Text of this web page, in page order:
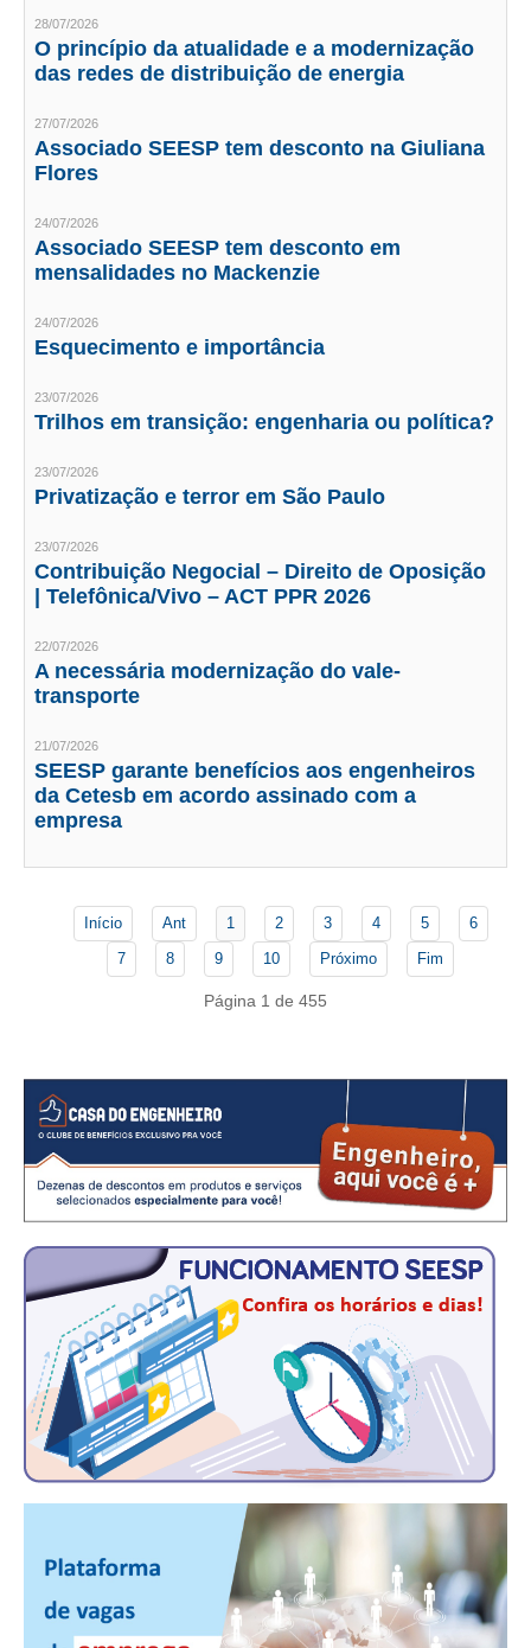
CAMPANHAS SALARIAIS
PALAVRA DO MURILO
CONTEÚDO ESPECIAL
AGENDA
NOTÍCIAS NO WHATSAPP
FOTOS
PUBLICIDADE
RELEASES
CADASTRO
ASSOCIE-SE
ATUALIZAÇÃO CADASTRAL
NÚCLEO JOVEM
28/07/2026
O princípio da atualidade e a modernização
das redes de distribuição de energia
27/07/2026
Associado SEESP tem desconto na Giuliana
Flores
24/07/2026
Associado SEESP tem desconto em
mensalidades no Mackenzie
24/07/2026
Esquecimento e importância
23/07/2026
Trilhos em transição: engenharia ou política?
23/07/2026
Privatização e terror em São Paulo
23/07/2026
Contribuição Negocial – Direito de Oposição
| Telefônica/Vivo – ACT PPR 2026
22/07/2026
A necessária modernização do vale-
transporte
21/07/2026
SEESP garante benefícios aos engenheiros
da Cetesb em acordo assinado com a
empresa
Início Ant 1 2 3 4 5
6
7
8 9 10 Próximo Fim
Página 1 de 455